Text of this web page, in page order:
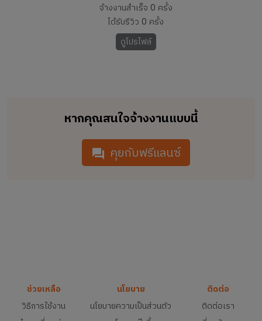
จ้างงานสำเร็จ 0 ครั้ง
ได้รับรีวิว 0 ครั้ง
ดูโปรไฟล์
หากคุณสนใจจ้างงานแบบนี้
คุยกับฟรีแลนซ์
ช่วยเหลือ
วิธีการใช้งาน
นโยบาย
นโยบายความเป็นส่วนตัว
ติดต่อ
ติดต่อเรา